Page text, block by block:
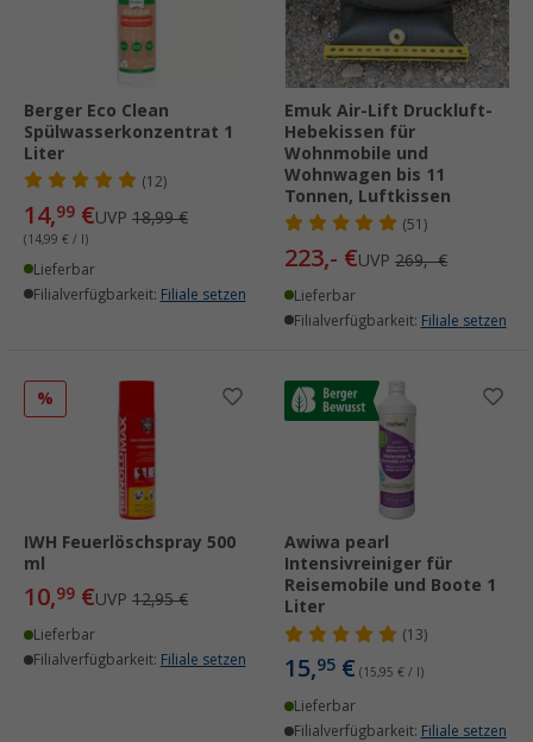
Berger Eco Clean
Spülwasserkonzentrat 1
Liter
(12)
14,99 €UVP 18,99 €
(14,99 € / l)
Lieferbar
Filialverfügbarkeit: Filiale setzen
Emuk Air-Lift Druckluft-
Hebekissen für
Wohnmobile und
Wohnwagen bis 11
Tonnen, Luftkissen
(51)
223,- €UVP 269,- €
Lieferbar
Filialverfügbarkeit: Filiale setzen
%
IWH Feuerlöschspray 500
ml
10,99 €UVP 12,95 €
Lieferbar
Filialverfügbarkeit: Filiale setzen
Awiwa pearl
Intensivreiniger für
Reisemobile und Boote 1
Liter
(13)
15,95 € (15,95 € / l)
Lieferbar
Filialverfügbarkeit: Filiale setzen